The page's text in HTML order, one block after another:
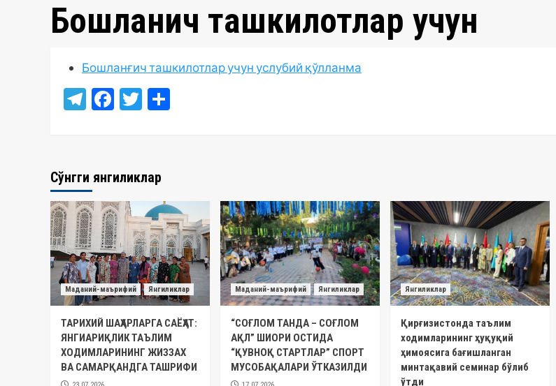
Бошланғич ташкилотлар учун
Бошланғич ташкилотлар учун услубий қўлланма
Telegram
Facebook
Twitter
Сўнгги янгиликлар
Маданий-маърифий Янгиликлар
ТАРИХИЙ ШАҲАРЛАРГА САЁҲАТ:
ЯНГИАРИҚЛИК ТАЪЛИМ
ХОДИМЛАРИНИНГ ЖИЗЗАХ
ВА САМАРҚАНДГА ТАШРИФИ
Маданий-маърифий Янгиликлар
“СОҒЛОМ ТАНДА – СОҒЛОМ
АҚЛ” ШИОРИ ОСТИДА
“ҚУВНОҚ СТАРТЛАР” СПОРТ
МУСОБАҚАЛАРИ ЎТКАЗИЛДИ
Янгиликлар
Қирғизистонда таълим
ходимларининг ҳуқуқий
ҳимоясига бағишланган
минтақавий семинар бўлиб
ўтди